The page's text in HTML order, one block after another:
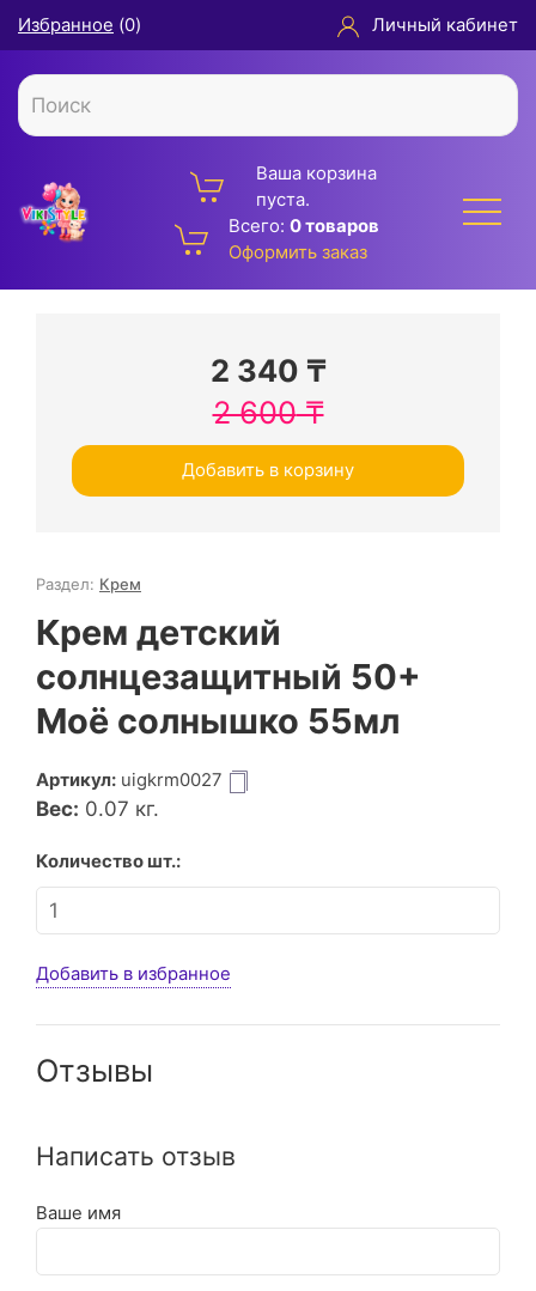
Избранное (0) Личный кабинет
Ваша корзина
пуста.
Всего: 0 товаров
Оформить заказ
2 340 ₸
2 600₸
Добавить в корзину
Раздел: Крем
Крем детский
солнцезащитный 50+
Моё солнышко 55мл
Артикул: uigkrm0027
Вес: 0.07 кг.
Количество шт.:
Добавить в избранное
Отзывы
Написать отзыв
Ваше имя